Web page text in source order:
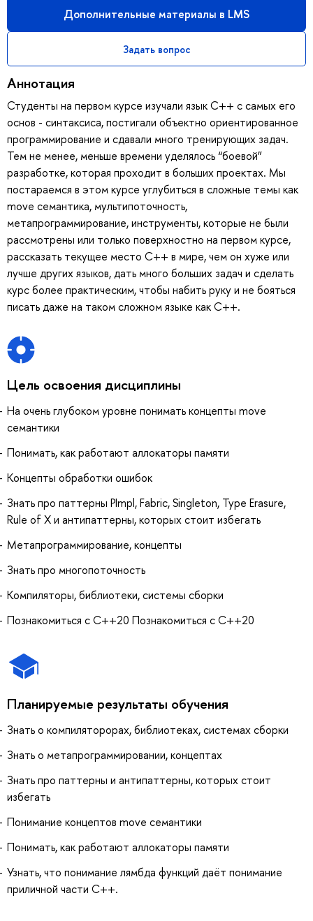
Дополнительные материалы в LMS
Задать вопрос
Аннотация
Студенты на первом курсе изучали язык C++ с самых его
основ - синтаксиса, постигали объектно ориентированное
программирование и сдавали много тренирующих задач.
Тем не менее, меньше времени уделялось “боевой”
разработке, которая проходит в больших проектах. Мы
постараемся в этом курсе углубиться в сложные темы как
move семантика, мультипоточность,
метапрограммирование, инструменты, которые не были
рассмотрены или только поверхностно на первом курсе,
рассказать текущее место C++ в мире, чем он хуже или
лучше других языков, дать много больших задач и сделать
курс более практическим, чтобы набить руку и не бояться
писать даже на таком сложном языке как C++.
Цель освоения дисциплины
На очень глубоком уровне понимать концепты move
семантики
Понимать, как работают аллокаторы памяти
Концепты обработки ошибок
Знать про паттерны PImpl, Fabric, Singleton, Type Erasure,
Rule of X и антипаттерны, которых стоит избегать
Метапрограммирование, концепты
Знать про многопоточность
Компиляторы, библиотеки, системы сборки
Познакомиться с C++20 Познакомиться с C++20
Планируемые результаты обучения
Знать о компиляторорах, библиотеках, системах сборки
Знать о метапрограммировании, концептах
Знать про паттерны и антипаттерны, которых стоит
избегать
Понимание концептов move семантики
Понимать, как работают аллокаторы памяти
Узнать, что понимание лямбда функций даёт понимание
приличной части C++.